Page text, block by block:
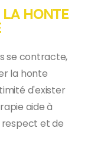
HONTE
se contracte,
la honte
d'exister
aide à
respect et de